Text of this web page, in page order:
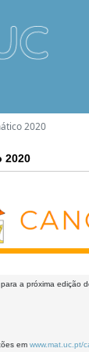
2020
2020
a próxima edição
em www.mat.uc.pt/